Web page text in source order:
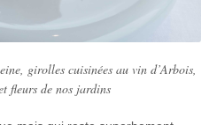
girolles cuisinées au vin d’Arbois,
fleurs de nos jardins